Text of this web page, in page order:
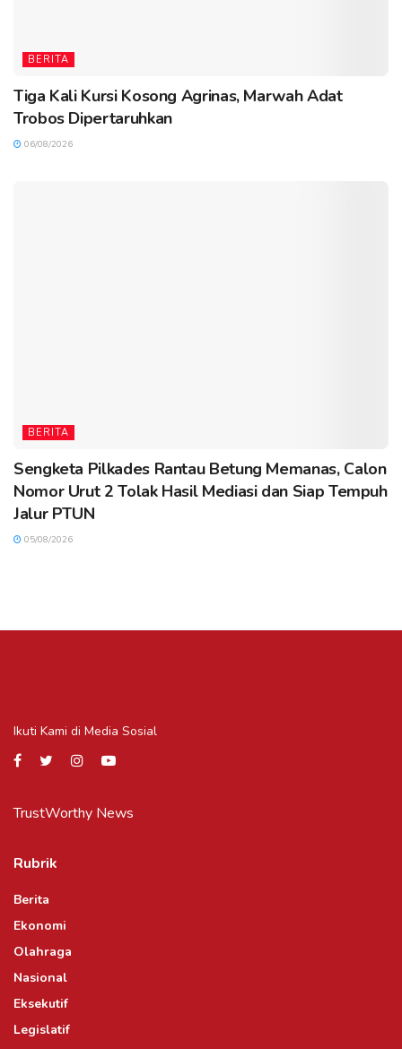
BERITA
Tiga Kali Kursi Kosong Agrinas, Marwah Adat
Trobos Dipertaruhkan
06/08/2026
BERITA
Sengketa Pilkades Rantau Betung Memanas, Calon
Nomor Urut 2 Tolak Hasil Mediasi dan Siap Tempuh
Jalur PTUN
05/08/2026
Ikuti Kami di Media Sosial
TrustWorthy News
Rubrik
Berita
Ekonomi
Olahraga
Nasional
Eksekutif
Legislatif